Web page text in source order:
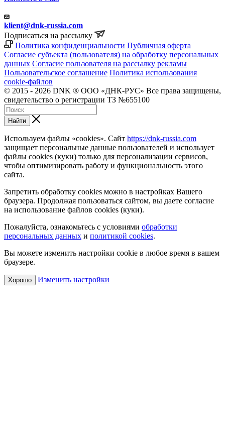
klient@dnk-russia.com
Подписаться на рассылку
Политика конфиденциальности Публичная оферта
Согласие субъекта (пользователя) на обработку персональных
данных Согласие пользователя на рассылку рекламы
Пользовательское соглашение Политика использования
cookie-файлов
© 2015 - 2026 DNK ® ООО «ДНК-РУС» Все права защищены,
свидетельство о регистрации ТЗ №655100
Найти
Используем файлы «cookies». Сайт https://dnk-russia.com
защищает персональные данные пользователей и использует
файлы cookies (куки) только для персонализации сервисов,
чтобы оптимизировать работу и функциональность этого
сайта.
Запретить обработку cookies можно в настройках Вашего
браузера. Продолжая пользоваться сайтом, вы даете согласие
на использование файлов cookies (куки).
Пожалуйста, ознакомьтесь с условиями обработки
персональных данных и политикой cookies.
Вы можете изменить настройки cookie в любое время в вашем
браузере.
Хорошо Изменить настройки